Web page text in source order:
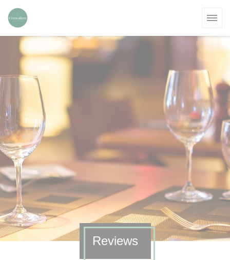
Reviews